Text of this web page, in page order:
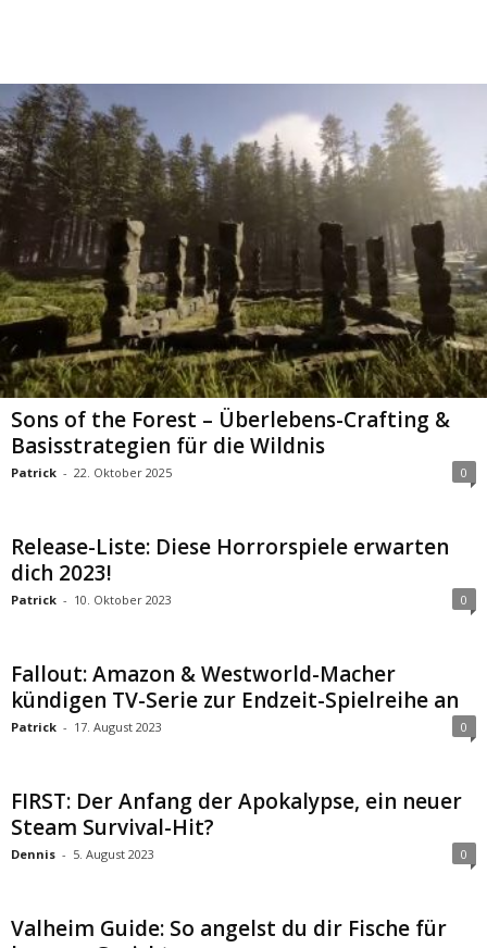
Sons of the Forest – Überlebens-Crafting &
Basisstrategien für die Wildnis
Patrick - 22. Oktober 2025 0
Release-Liste: Diese Horrorspiele erwarten
dich 2023!
Patrick - 10. Oktober 2023 0
Fallout: Amazon & Westworld-Macher
kündigen TV-Serie zur Endzeit-Spielreihe an
Patrick - 17. August 2023 0
FIRST: Der Anfang der Apokalypse, ein neuer
Steam Survival-Hit?
Dennis - 5. August 2023 0
Valheim Guide: So angelst du dir Fische für